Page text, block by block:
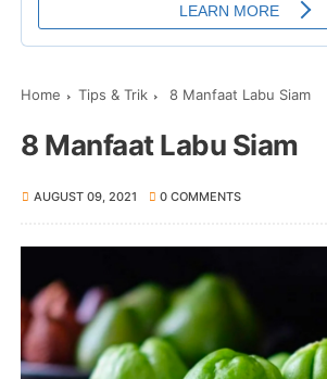
Home Tips & Trik 8 Manfaat Labu Siam
8 Manfaat Labu Siam
AUGUST 09, 2021 0 COMMENTS